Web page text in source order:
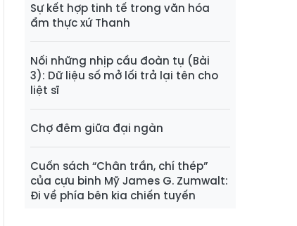
Sự kết hợp tinh tế trong văn hóa
ẩm thực xứ Thanh
Nối những nhịp cầu đoàn tụ (Bài
3): Dữ liệu số mở lối trả lại tên cho
liệt sĩ
Chợ đêm giữa đại ngàn
Cuốn sách “Chân trần, chí thép”
của cựu binh Mỹ James G. Zumwalt:
Đi về phía bên kia chiến tuyến